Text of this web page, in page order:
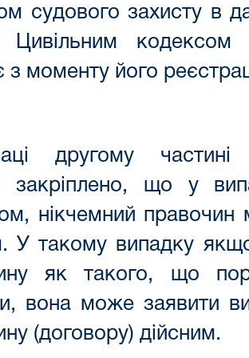
судового захисту в
Цивільним кодексом
з моменту його
другому
закріплено, що у
нікчемний
У такому випадку
як такого, що
вона може заявити
(договору) дійсним.